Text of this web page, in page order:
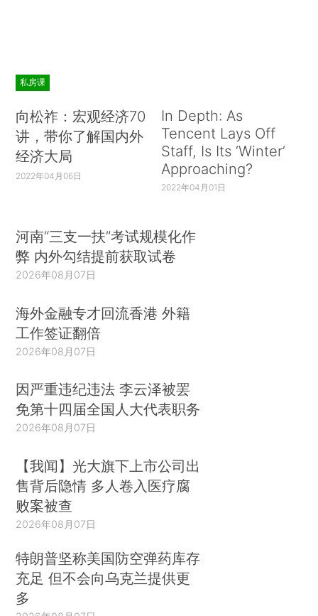
私房课
向松祚：宏观经济70
讲，带你了解国内外
经济大局
2022年04月06日
In Depth: As
Tencent Lays Off
Staff, Is Its ‘Winter’
Approaching?
2022年04月01日
河南“三支一扶”考试规模化作
弊 内外勾结提前获取试卷
2026年08月07日
海外金融专才回流香港 外籍
工作签证翻倍
2026年08月07日
因严重违纪违法 李云泽被罢
免第十四届全国人大代表职务
2026年08月07日
【我闻】光大旗下上市公司出
售背后隐情 多人卷入医疗腐
败案被查
2026年08月07日
特朗普坚称美国防空弹药库存
充足 但不会向乌克兰提供更
多